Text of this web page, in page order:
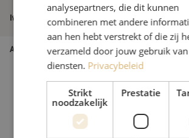
Itemnaam
Patchkabel simplex
E2000/APC, 2.0mm,
Artikelnummer M20000531
analysepartners, die dit kunnen
combineren met andere
aan hen hebt verstrekt of die zij
verzameld door jouw gebruik
diensten. Privacybeleid
Strikt
noodzakelijk
Prestatie